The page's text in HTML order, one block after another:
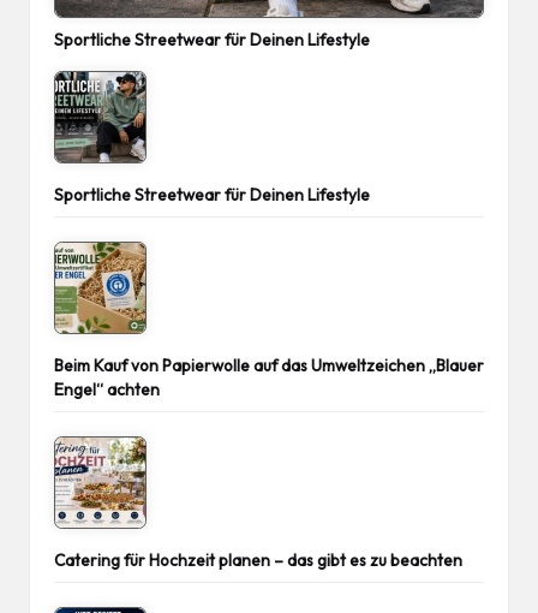
Sportliche Streetwear für Deinen Lifestyle
Sportliche Streetwear für Deinen Lifestyle
Beim Kauf von Papierwolle auf das Umweltzeichen „Blauer
Engel“ achten
Catering für Hochzeit planen – das gibt es zu beachten